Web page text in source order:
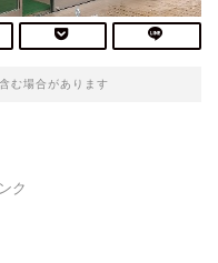
む場合があります
ク